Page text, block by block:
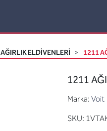
AĞIRLIK ELDIVENLERI 1211
1211
Marka: Voit
SKU: